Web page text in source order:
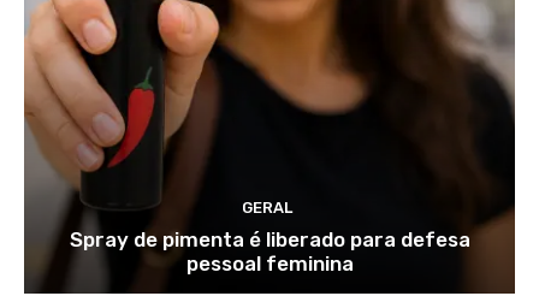
GERAL
Spray de pimenta é liberado para defesa
pessoal feminina